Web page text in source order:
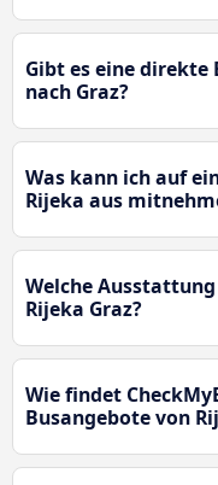
Gibt es eine direkte
nach Graz?
Was kann ich auf
Rijeka aus
Welche
Rijeka Graz?
Wie findet
Busangebote von